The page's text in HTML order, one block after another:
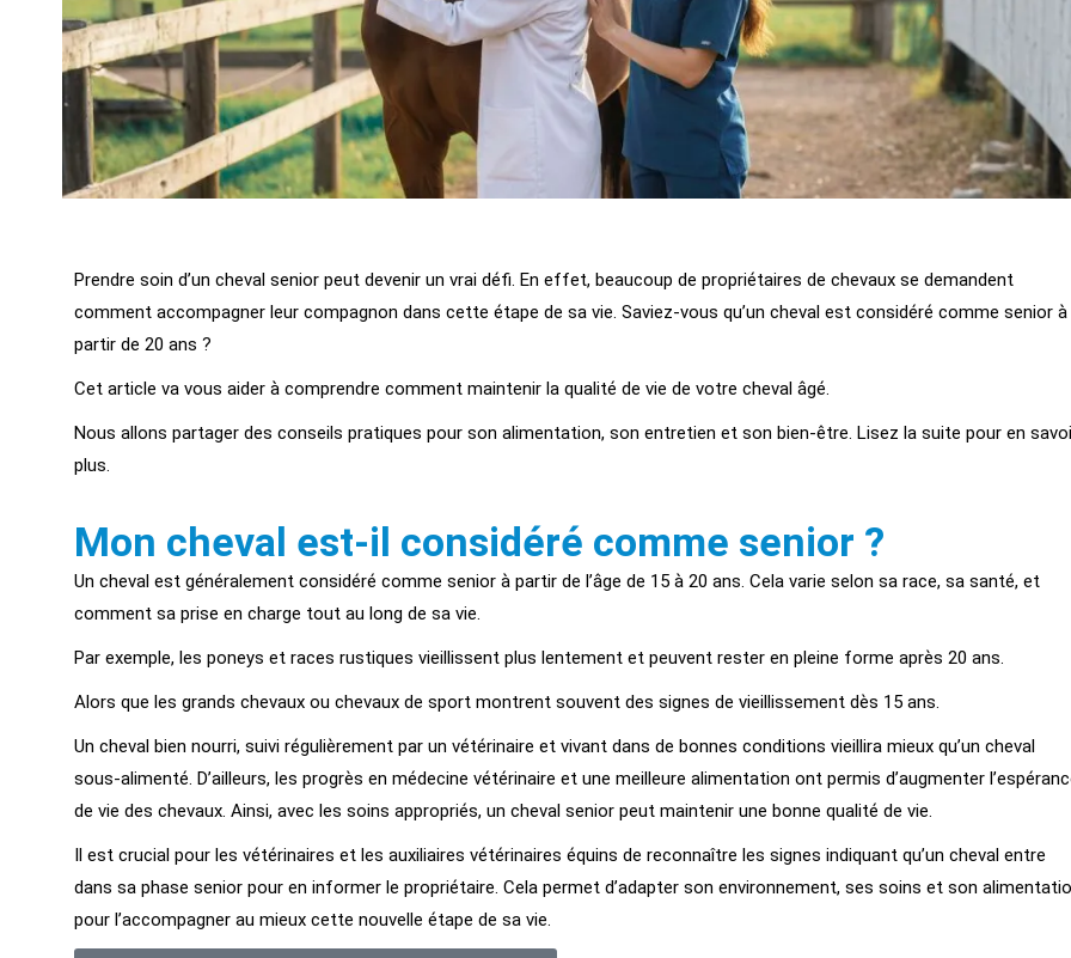
Prendre soin d’un cheval senior peut devenir un vrai défi. En effet, beaucoup de propriétaires de chevaux se demandent
comment accompagner leur compagnon dans cette étape de sa vie. Saviez-vous qu’un cheval est considéré comme senior à
partir de 20 ans ?
Cet article va vous aider à comprendre comment maintenir la qualité de vie de votre cheval âgé.
Nous allons partager des conseils pratiques pour son alimentation, son entretien et son bien-être. Lisez la suite pour en
plus.
Mon cheval est-il considéré comme senior ?
Un cheval est généralement considéré comme senior à partir de l’âge de 15 à 20 ans. Cela varie selon sa race, sa santé, et
comment sa prise en charge tout au long de sa vie.
Par exemple, les poneys et races rustiques vieillissent plus lentement et peuvent rester en pleine forme après 20 ans.
Alors que les grands chevaux ou chevaux de sport montrent souvent des signes de vieillissement dès 15 ans.
Un cheval bien nourri, suivi régulièrement par un vétérinaire et vivant dans de bonnes conditions vieillira mieux qu’un cheval
sous-alimenté. D’ailleurs, les progrès en médecine vétérinaire et une meilleure alimentation ont permis d’augmenter
de vie des chevaux. Ainsi, avec les soins appropriés, un cheval senior peut maintenir une bonne qualité de vie.
Il est crucial pour les vétérinaires et les auxiliaires vétérinaires équins de reconnaître les signes indiquant qu’un cheval entre
dans sa phase senior pour en informer le propriétaire. Cela permet d’adapter son environnement, ses soins et son
pour l’accompagner au mieux cette nouvelle étape de sa vie.